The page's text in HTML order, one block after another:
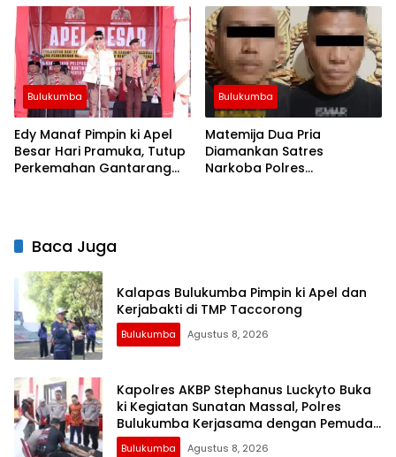
Bulukumba
Edy Manaf Pimpin ki Apel
Besar Hari Pramuka, Tutup
Perkemahan Gantarang
Bulukumba
Matemija Dua Pria
Diamankan Satres
Narkoba Polres
Baca Juga
Kalapas Bulukumba Pimpin ki Apel dan
Kerjabakti di TMP Taccorong
Bulukumba Agustus 8, 2026
Kapolres AKBP Stephanus Luckyto Buka
ki Kegiatan Sunatan Massal, Polres
Bulukumba Kerjasama dengan Pemuda
Pancasila
Bulukumba Agustus 8, 2026